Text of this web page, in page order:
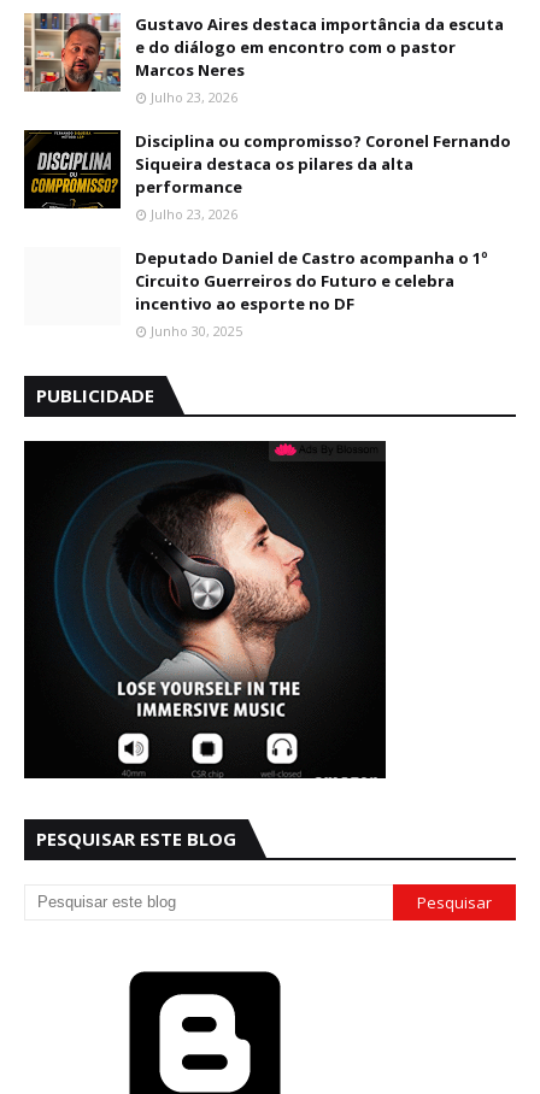
Gustavo Aires destaca importância da escuta
e do diálogo em encontro com o pastor
Marcos Neres
Julho 23, 2026
Disciplina ou compromisso? Coronel Fernando
Siqueira destaca os pilares da alta
performance
Julho 23, 2026
Deputado Daniel de Castro acompanha o 1º
Circuito Guerreiros do Futuro e celebra
incentivo ao esporte no DF
Junho 30, 2025
PUBLICIDADE
PESQUISAR ESTE BLOG